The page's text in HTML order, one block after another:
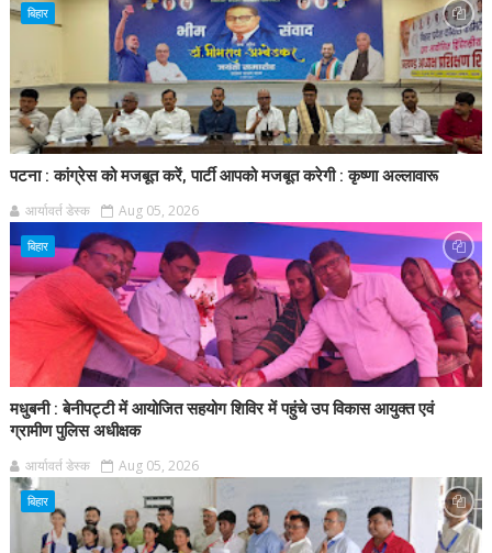
बिहार
पटना : कांग्रेस को मजबूत करें, पार्टी आपको मजबूत करेगी : कृष्णा अल्लावारू
आर्यावर्त डेस्क Aug 05, 2026
बिहार
मधुबनी : बेनीपट्टी में आयोजित सहयोग शिविर में पहुंचे उप विकास आयुक्त एवं
ग्रामीण पुलिस अधीक्षक
आर्यावर्त डेस्क Aug 05, 2026
बिहार